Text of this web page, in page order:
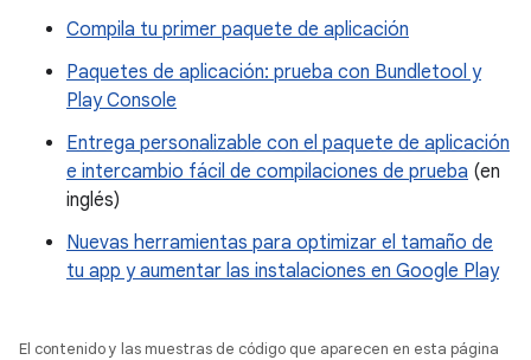
Compila tu primer paquete de aplicación
Paquetes de aplicación: prueba con Bundletool y
Play Console
Entrega personalizable con el paquete de aplicación
e intercambio fácil de compilaciones de prueba (en
inglés)
Nuevas herramientas para optimizar el tamaño de
tu app y aumentar las instalaciones en Google Play
El contenido y las muestras de código que aparecen en esta página